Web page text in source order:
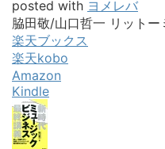
posted with ヨメレバ
脇田敬/山口哲一 リット
楽天ブックス
楽天kobo
Amazon
Kindle